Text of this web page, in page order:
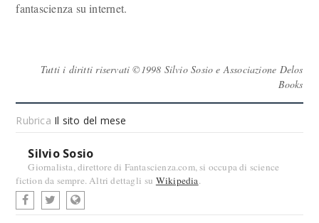
fantascienza su internet.
Tutti i diritti riservati ©1998 Silvio Sosio e Associazione Delos
Books
Rubrica Il sito del mese
Silvio Sosio
Giornalista, direttore di Fantascienza.com, si occupa di science
fiction da sempre. Altri dettagli su Wikipedia.